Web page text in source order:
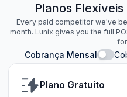
Planos
Every paid competitor we've
month. Lunix gives you the full
Cobrança Mensal
Plano Gratuito